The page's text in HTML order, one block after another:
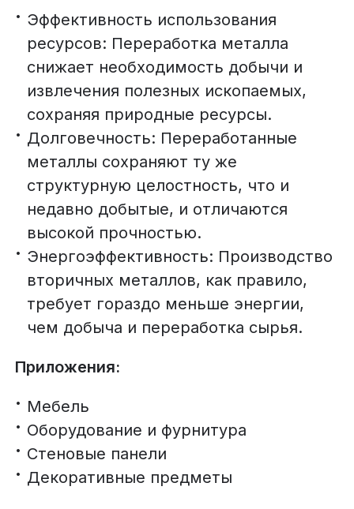
Эффективность использования
ресурсов: Переработка металла
снижает необходимость добычи и
извлечения полезных ископаемых,
сохраняя природные ресурсы.
Долговечность: Переработанные
металлы сохраняют ту же
структурную целостность, что и
недавно добытые, и отличаются
высокой прочностью.
Энергоэффективность: Производство
вторичных металлов, как правило,
требует гораздо меньше энергии,
чем добыча и переработка сырья.
Приложения:
Мебель
Оборудование и фурнитура
Стеновые панели
Декоративные предметы